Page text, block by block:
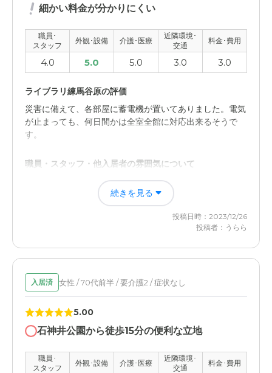
細かい料金が分かりにくい
職員･
スタッフ
外観･設備 介護･医療
近隣環境･
交通
料金･費用
4.0 5.0 5.0 3.0 3.0
ライブラリ練馬谷原の評価
災害に備えて、各部屋に蓄電機が置いてありました。電気
が止まっても、何日間かは全室全館に対応出来るそうで
す。
職員・スタッフ・他入居者の雰囲気について
施設の職員の方々は挨拶もきちんとされており、良い印象
を受けました。昼食後の後の見学だった為か、他入居者さ
んの姿があまり見かけることが出来ず、食堂兼談話室に人
がほとんどいなかったので、部屋で過ごすことが多いのか
外観・内装・居室・設備について
気温の低い日に行きましたが、廊下でも面談室も暖かくど
の場所でも室温が変わらないのに驚きました。昨年出来た
介護医療サービスについて
施設長さんも看護師経験もおありとのこと。医療を必要と
する方には心強いのではないかとの印象です。
続きを見る
投稿日時：2023/12/26
投稿者：うらら
入居済 女性 / 70代前半 / 要介護2 / 症状なし
5.00
石神井公園から徒歩15分の便利な立地
職員･
スタッフ
外観･設備 介護･医療
近隣環境･
交通
料金･費用